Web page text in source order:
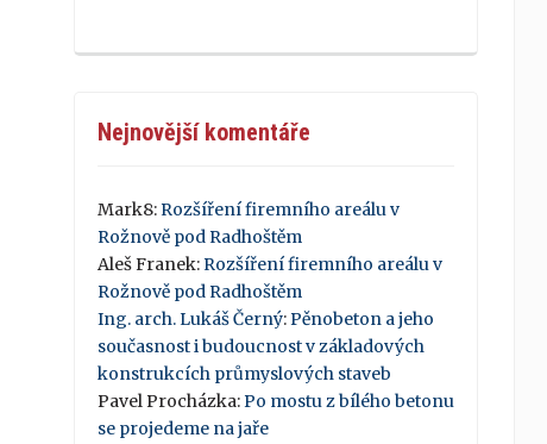
Nejnovější komentáře
Mark8:Rozšíření firemního areálu v
Rožnově pod Radhoštěm
Aleš Franek:Rozšíření firemního areálu v
Rožnově pod Radhoštěm
Ing. arch. Lukáš Černý:Pěnobeton a jeho
současnost i budoucnost v základových
konstrukcích průmyslových staveb
Pavel Procházka:Po mostu z bílého betonu
se projedeme na jaře